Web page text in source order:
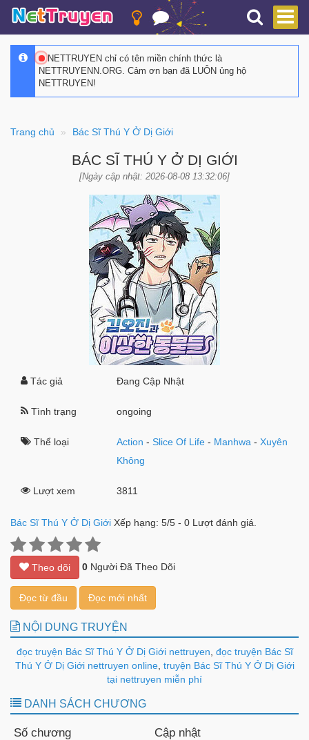
NETTRUYEN chỉ có tên miền chính thức là
NETTRUYENN.ORG. Cảm ơn bạn đã LUÔN ủng hộ
NETTRUYEN!
Trang chủ Bác Sĩ Thú Y Ở Dị Giới
BÁC SĨ THÚ Y Ở DỊ GIỚI
[Ngày cập nhật: 2026-08-08 13:32:06]
Tác giả Đang Cập Nhật
Tình trạng ongoing
Thể loại Action -Slice Of Life - Manhwa -Xuyên
Không
Lượt xem 3811
Bác Sĩ Thú Y Ở Dị Giới Xếp hạng: 5/5 - 0 Lượt đánh giá.
Theo dõi 0 Người Đã Theo Dõi
Đọc từ đầu Đọc mới nhất
NỘI DUNG TRUYỆN
đọc truyện Bác Sĩ Thú Y Ở Dị Giới nettruyen đọc truyện Bác Sĩ
Thú Y Ở Dị Giới nettruyen online, truyện Bác Sĩ Thú Y Ở Dị Giới
tại nettruyen miễn phí
DANH SÁCH CHƯƠNG
Số chương Cập nhật